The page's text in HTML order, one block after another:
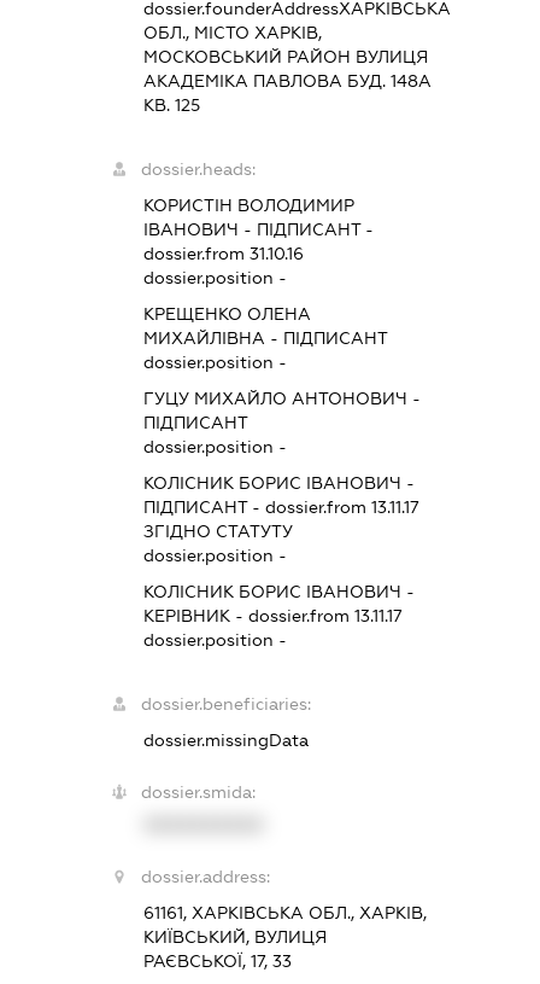
dossier.founderAddressХАРКІВСЬКА
ОБЛ., МІСТО ХАРКІВ,
МОСКОВСЬКИЙ РАЙОН ВУЛИЦЯ
АКАДЕМІКА ПАВЛОВА БУД. 148А
КВ. 125
dossier.heads:
КОРИСТІН ВОЛОДИМИР
ІВАНОВИЧ - ПІДПИСАНТ-
dossier.from 31.10.16
dossier.position -
КРЕЩЕНКО ОЛЕНА
МИХАЙЛІВНА - ПІДПИСАНТ
dossier.position -
ГУЦУ МИХАЙЛО АНТОНОВИЧ -
ПІДПИСАНТ
dossier.position -
КОЛІСНИК БОРИС ІВАНОВИЧ -
ПІДПИСАНТ- dossier.from 13.11.17
ЗГІДНО СТАТУТУ
dossier.position -
КОЛІСНИК БОРИС ІВАНОВИЧ -
КЕРІВНИК- dossier.from 13.11.17
dossier.position -
dossier.beneficiaries:
dossier.missingData
dossier.smida:
dossier.address:
61161, ХАРКІВСЬКА ОБЛ., ХАРКІВ,
КИЇВСЬКИЙ, ВУЛИЦЯ
РАЄВСЬКОЇ, 17, 33